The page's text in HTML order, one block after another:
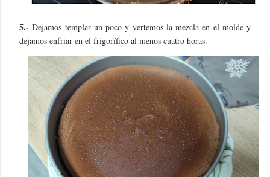
5.- Dejamos templar un poco y vertemos la mezcla en el molde y
dejamos enfriar en el frigorífico al menos cuatro horas.